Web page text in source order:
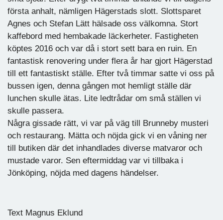
första anhalt, nämligen Hägerstads slott. Slottsparet
Agnes och Stefan Lätt hälsade oss välkomna. Stort
kaffebord med hembakade läckerheter. Fastigheten
köptes 2016 och var då i stort sett bara en ruin. En
fantastisk renovering under flera år har gjort Hägerstad
till ett fantastiskt ställe. Efter två timmar satte vi oss på
bussen igen, denna gången mot hemligt ställe där
lunchen skulle ätas. Lite ledtrådar om små ställen vi
skulle passera.
Några gissade rätt, vi var på väg till Brunneby musteri
och restaurang. Mätta och nöjda gick vi en våning ner
till butiken där det inhandlades diverse matvaror och
mustade varor. Sen eftermiddag var vi tillbaka i
Jönköping, nöjda med dagens händelser.
Text Magnus Eklund